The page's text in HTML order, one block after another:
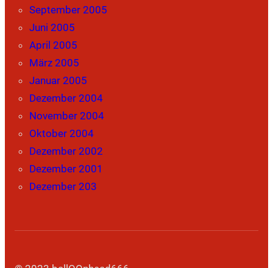
September 2005
Juni 2005
April 2005
März 2005
Januar 2005
Dezember 2004
November 2004
Oktober 2004
Dezember 2002
Dezember 2001
Dezember 203